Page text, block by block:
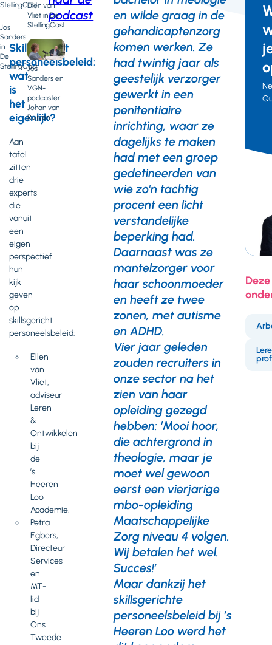
StellingCast
Jos
Sanders
in
De
StellingCast
podcast
Skillsgericht
personeelsbeleid:
wat
is
het
eigenlijk?
Aan
tafel
zitten
drie
experts
die
vanuit
een
eigen
perspectief
hun
kijk
geven
op
skillsgericht
personeelsbeleid:
Ellen
van
Vliet,
adviseur
Leren
&
Ontwikkelen
bij
de
’s
Heeren
Loo
Academie,
Petra
Egbers,
Directeur
Services
en
MT-
lid
bij
Ons
Tweede
URLEllen van
Vliet in De
StellingCast
Jos
Sanders en
VGN-
podcaster
Johan van
Ruijven
en wilde graag in de
gehandicaptenzorg
komen werken. Ze
had twintig jaar als
geestelijk verzorger
gewerkt in een
penitentiaire
inrichting, waar ze
dagelijks te maken
had met een groep
gedetineerden van
wie zo'n tachtig
procent een licht
verstandelijke
beperking had.
Daarnaast was ze
mantelzorger voor
haar schoonmoeder
en heeft ze twee
zonen, met autisme
en ADHD.
Vier jaar geleden
zouden recruiters in
onze sector na het
zien van haar
opleiding gezegd
hebben: ‘Mooi hoor,
die achtergrond in
theologie, maar je
moet wel gewoon
eerst een vierjarige
mbo-opleiding
Maatschappelijke
Zorg niveau 4 volgen.
Wij betalen het wel.
Succes!’
Maar dankzij het
skillsgerichte
personeelsbeleid bij ’s
Heeren Loo werd het